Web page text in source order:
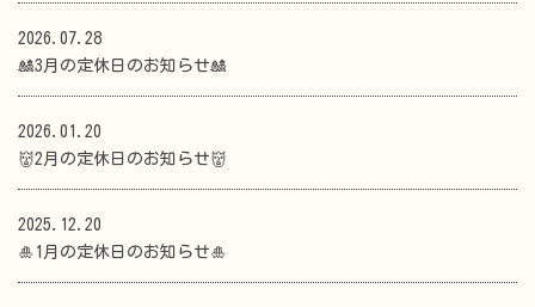
2026.07.28
🎎3月の定休日のお知らせ🎎
2026.01.20
👹2月の定休日のお知らせ👹
2025.12.20
🎍1月の定休日のお知らせ🎍